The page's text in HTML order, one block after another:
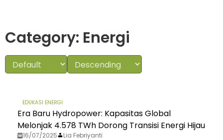
Category: Energi
EDUKASI ENERGI
Era Baru Hydropower: Kapasitas Global
Melonjak 4.578 TWh Dorong Transisi Energi Hijau
16/07/2025 Lia Febriyanti